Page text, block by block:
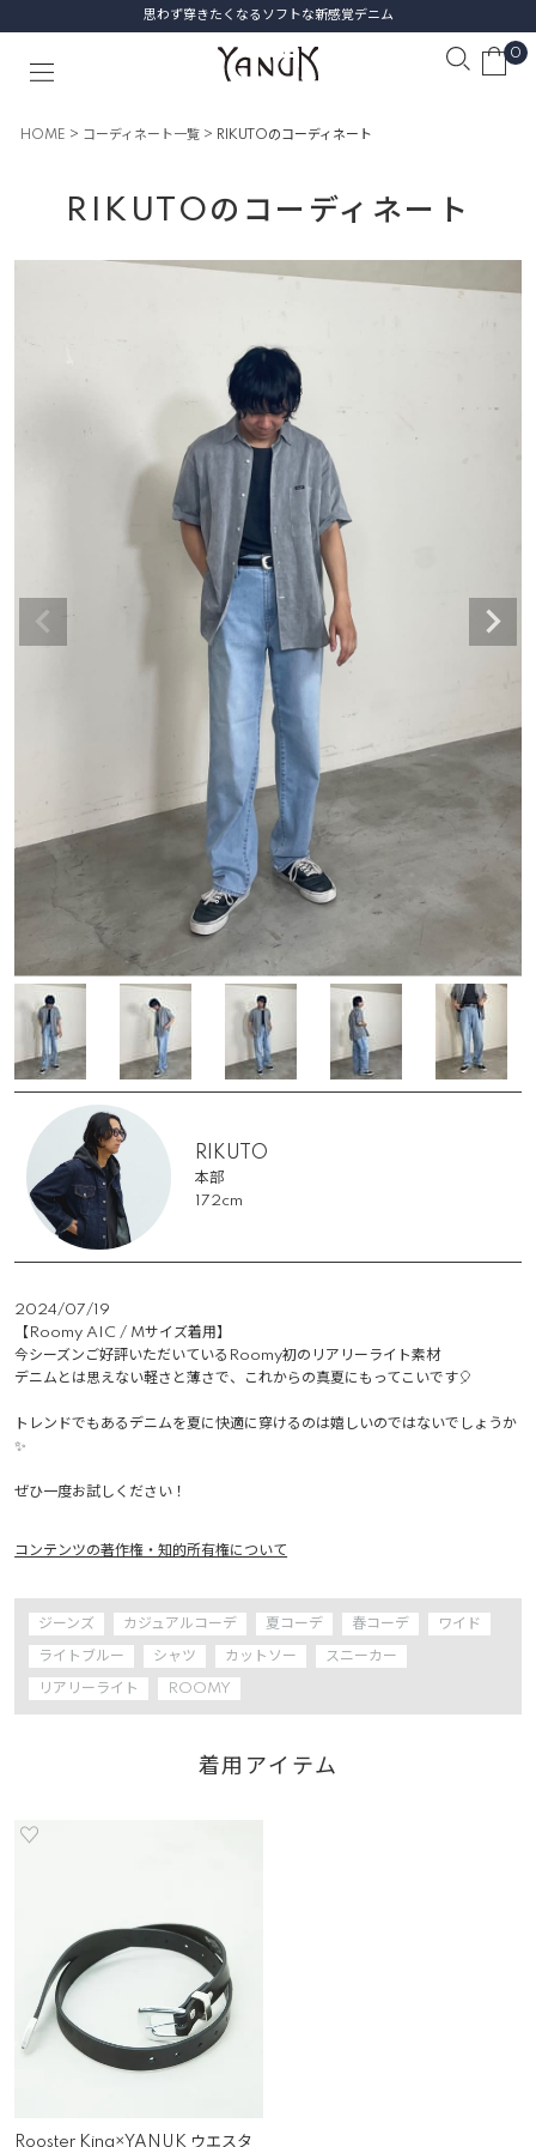
思わず穿きたくなるソフトな新感覚デニム
0
HOME コーディネート一覧 RIKUTOのコーディネート
RIKUTOのコーディネート
RIKUTO
本部
172cm
2024/07/19
【Roomy AIC / Mサイズ着用】
今シーズンご好評いただいているRoomy初のリアリーライト素材
デニムとは思えない軽さと薄さで、これからの真夏にもってこいです🎈
トレンドでもあるデニムを夏に快適に穿けるのは嬉しいのではないでしょうか
✨
ぜひ一度お試しください！
コンテンツの著作権・知的所有権について
ジーンズ カジュアルコーデ 夏コーデ 春コーデ ワイド
ライトブルー シャツ カットソー スニーカー
リアリーライト ROOMY
着用アイテム
Rooster King×YANUK ウエスタ